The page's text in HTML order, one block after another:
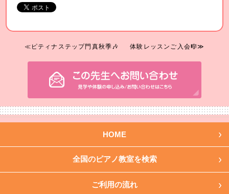
≪ピティナステップ門真秋季🎶 体験レッスンご入会🎼≫
HOME
全国のピアノ教室を検索
ご利用の流れ